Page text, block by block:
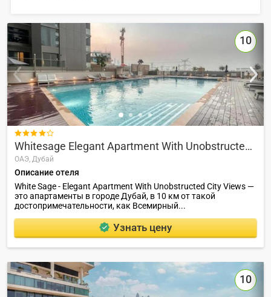
воспользоваться удобным поиском по сайту, также на
Farvater Travel вы найдете множество фото отелей и
отзывов про лучшие отели Дубай (город)
СВЕРНУТЬ
10

Whitesage Elegant Apartment With Unobstructed City Views
ОАЭ, Дубай
Описание отеля
White Sage - Elegant Apartment With Unobstructed City Views —
это апартаменты в городе Дубай, в 10 км от такой
достопримечательности, как Всемирный...
Узнать цену
10